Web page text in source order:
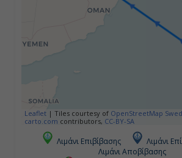
Leaflet | Tiles courtesy of OpenStreetMap
carto.com contributors, CC-BY-SA
Λιμάνι Επιβίβασης
Λιμάνι
Λιμάνι Αποβίβασης